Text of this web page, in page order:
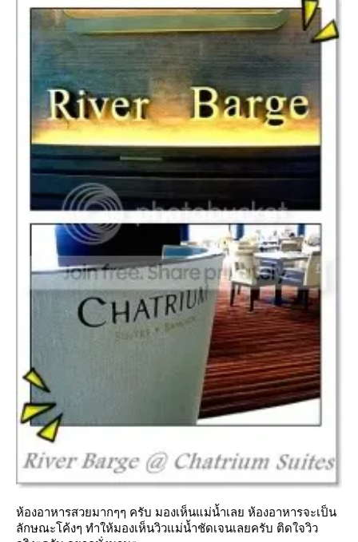
ห้องอาหารสวยมากๆๆ ครับ มองเห็นแม่น้ำเลย ห้องอาหารจะเป็น
ลักษณะโค้งๆ ทำให้มองเห็นวิวแม่น้ำชัดเจนเลยครับ ติดใจวิว